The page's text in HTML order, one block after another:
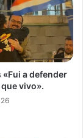
«Fui a defender
vivo».